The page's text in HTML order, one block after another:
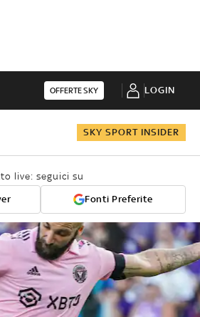
OFFERTE SKY LOGIN
SKY SPORT INSIDER
live: seguici su
Fonti Preferite